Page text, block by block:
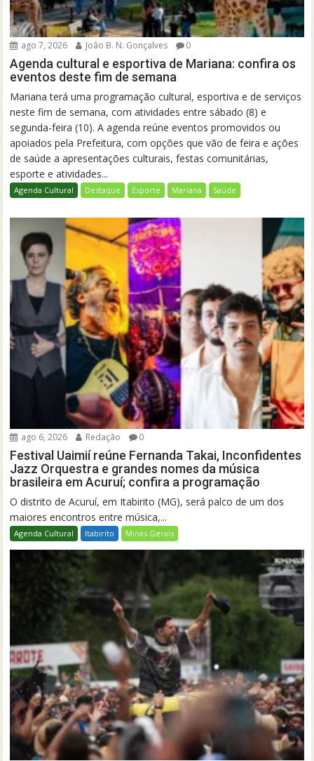
ago 7, 2026 João B. N. Gonçalves 0
Agenda cultural e esportiva de Mariana: confira os
eventos deste fim de semana
Mariana terá uma programação cultural, esportiva e de serviços
neste fim de semana, com atividades entre sábado (8) e
segunda-feira (10). A agenda reúne eventos promovidos ou
apoiados pela Prefeitura, com opções que vão de feira e ações
de saúde a apresentações culturais, festas comunitárias,
esporte e atividades...
Agenda Cultural Destaque Esporte Mariana Saúde
ago 6, 2026 Redação 0
Festival Uaimií reúne Fernanda Takai, Inconfidentes
Jazz Orquestra e grandes nomes da música
brasileira em Acuruí; confira a programação
O distrito de Acuruí, em Itabirito (MG), será palco de um dos
maiores encontros entre música,...
Agenda Cultural Itabirito Minas Gerais